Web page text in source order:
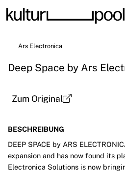
Ars Electronica
Deep Space by Ars
Zum Original
BESCHREIBUNG
DEEP SPACE by ARS
expansion and has now found its
Electronica Solutions is now